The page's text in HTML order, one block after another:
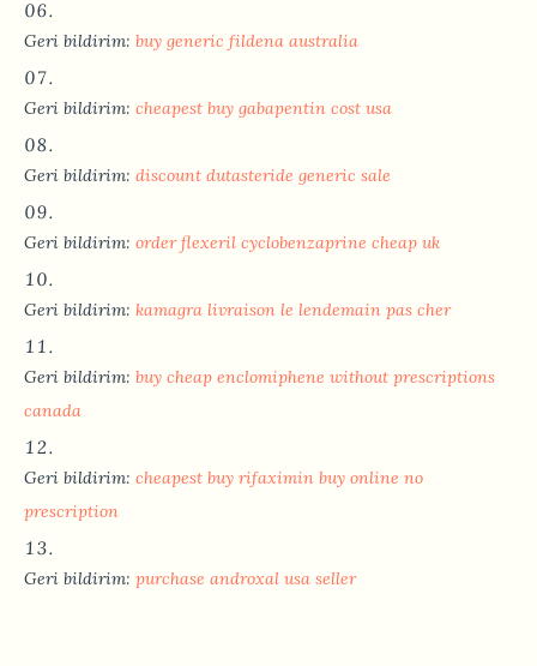
Geri bildirim: buy generic fildena australia
Geri bildirim: cheapest buy gabapentin cost usa
Geri bildirim: discount dutasteride generic sale
Geri bildirim: order flexeril cyclobenzaprine cheap uk
Geri bildirim: kamagra livraison le lendemain pas cher
Geri bildirim: buy cheap enclomiphene without prescriptions
canada
Geri bildirim: cheapest buy rifaximin buy online no
prescription
Geri bildirim: purchase androxal usa seller